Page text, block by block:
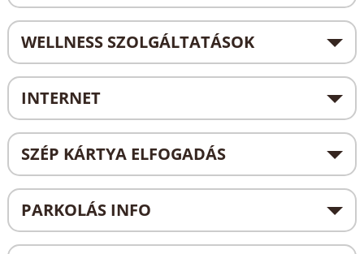
WELLNESS SZOLGÁLTATÁSOK
INTERNET
SZÉP KÁRTYA ELFOGADÁS
PARKOLÁS INFO